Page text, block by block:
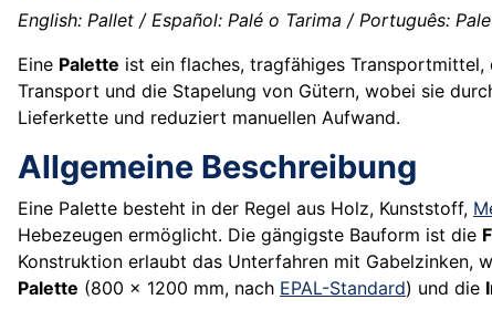
English: Pallet / Español: Palé o Tarima / Português:
Eine Palette ist ein flaches, tragfähiges
Transport und die Stapelung von Gütern, wobei sie
Lieferkette und reduziert manuellen Aufwand.
Allgemeine Beschreibung
Eine Palette besteht in der Regel aus Holz, Kunststoff,
Hebezeugen ermöglicht. Die gängigste Bauform ist die
Konstruktion erlaubt das Unterfahren mit Gabelzinken,
Palette (800 × 1200 mm, nach EPAL-Standard) und die